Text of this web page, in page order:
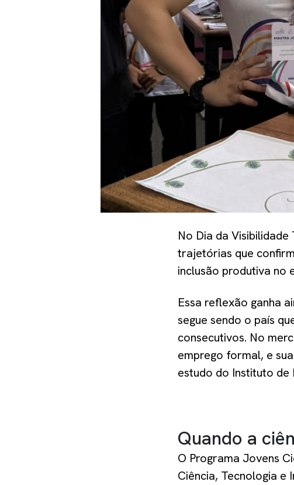
No Dia da
trajetórias que
inclusão produtiva no
Essa reflexão ganha
segue sendo o país
consecutivos. No
emprego formal, e
estudo do Instituto de
Quando a
O Programa Jovens
Ciência, Tecnologia e